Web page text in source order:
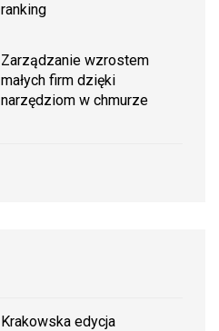
ranking
Zarządzanie wzrostem
małych firm dzięki
narzędziom w chmurze
Krakowska edycja